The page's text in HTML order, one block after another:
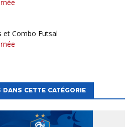
et Combo Futsal
CETTE CATÉGORIE